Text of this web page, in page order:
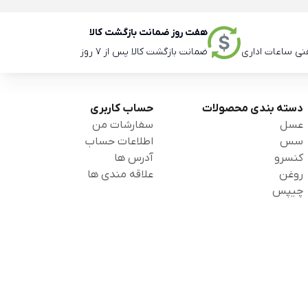
هفت روز ضمانت بازگشت کالا
ضمانت بازگشت کالا پس از 7 روز
دسته بندی محصولات
عسل
سس
کنسرو
روغن
چیپس
حساب کاربری
سفارشات من
اطلاعات حساب
آدرس ها
علاقه مندی ها